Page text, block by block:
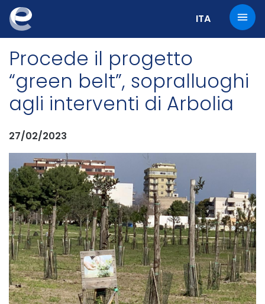
Change the
ITA
Procede il progetto
“green belt”, sopralluoghi
agli interventi di Arbolia
27/02/2023